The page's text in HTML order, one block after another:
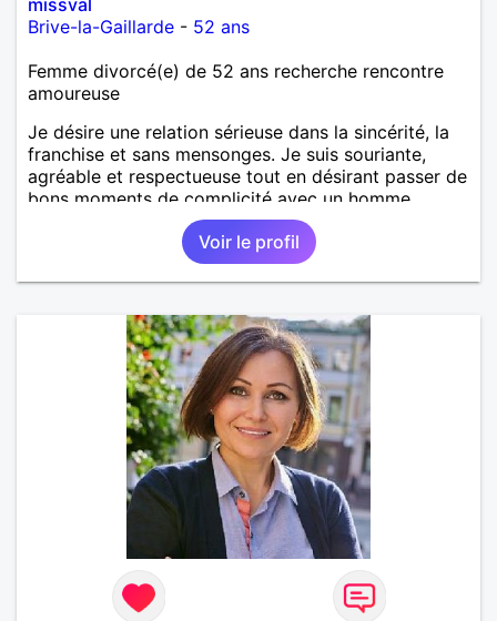
Brive-la-Gaillarde - 52 ans
Femme divorcé(e) de 52 ans recherche rencontre
amoureuse
Je désire une relation sérieuse dans la sincérité, la
franchise et sans mensonges. Je suis souriante,
agréable et respectueuse tout en désirant passer de
bons moments de complicité avec un homme
voulant aller dans la même direction que moi.
Voir le profil